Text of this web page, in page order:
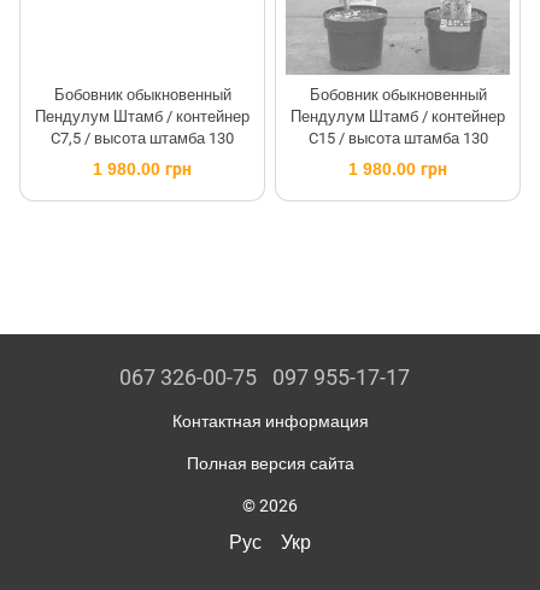
Бобовник обыкновенный
Пендулум Штамб / контейнер
C7,5 / высота штамба 130
1 980.00 грн
Бобовник обыкновенный
Пендулум Штамб / контейнер
C15 / высота штамба 130
1 980.00 грн
067 326-00-75 097 955-17-17
Контактная информация
Полная версия сайта
© 2026
Рус Укр